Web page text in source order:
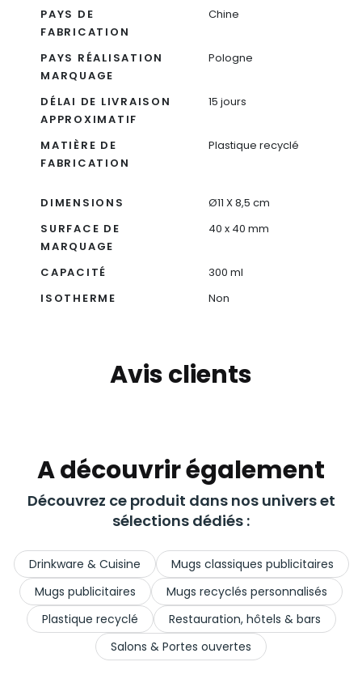
PAYS DE
FABRICATION
Chine
PAYS RÉALISATION
MARQUAGE
Pologne
DÉLAI DE LIVRAISON
APPROXIMATIF
15 jours
MATIÈRE DE
FABRICATION
Plastique recyclé
DIMENSIONS
Ø11 X 8,5 cm
SURFACE DE
MARQUAGE
40 x 40 mm
CAPACITÉ
300 ml
ISOTHERME
Non
Avis clients
A découvrir également
Découvrez ce produit dans nos univers et
sélections dédiés :
Drinkware & Cuisine
Mugs classiques publicitaires
Mugs publicitaires
Mugs recyclés personnalisés
Plastique recyclé
Restauration, hôtels & bars
Salons & Portes ouvertes